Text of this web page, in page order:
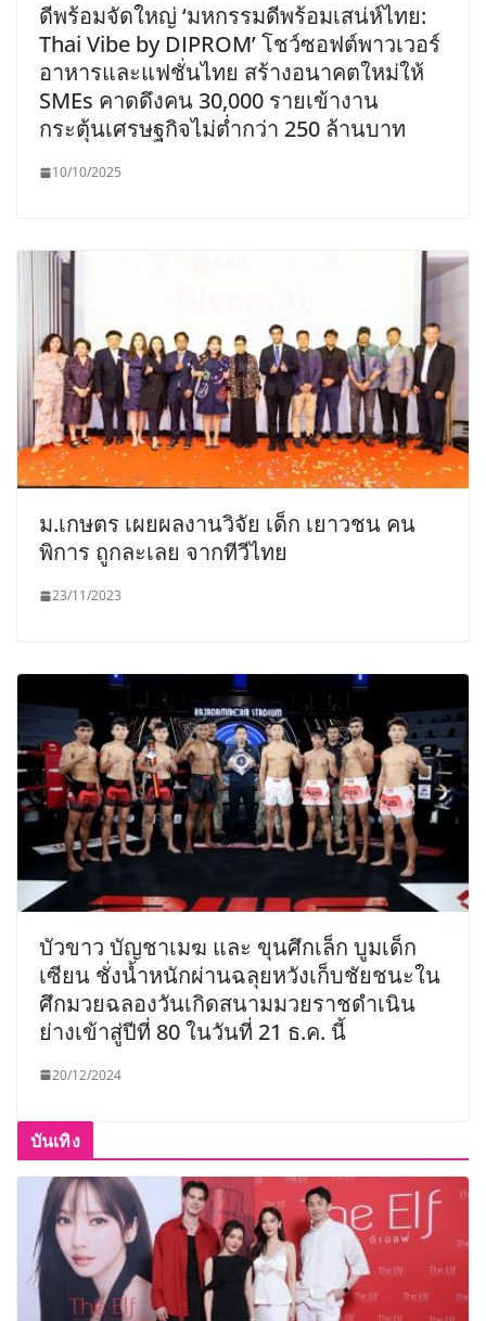
ดีพร้อมจัดใหญ่ ‘มหกรรมดีพร้อมเสน่ห์ไทย:
Thai Vibe by DIPROM’ โชว์ซอฟต์พาวเวอร์
อาหารและแฟชั่นไทย สร้างอนาคตใหม่ให้
SMEs คาดดึงคน 30,000 รายเข้างาน
กระตุ้นเศรษฐกิจไม่ต่ำกว่า 250 ล้านบาท
10/10/2025
ม.เกษตร เผยผลงานวิจัย เด็ก เยาวชน คน
พิการ ถูกละเลย จากทีวีไทย
23/11/2023
บัวขาว บัญชาเมฆ และ ขุนศึกเล็ก บูมเด็ก
เซียน ชั่งน้ำหนักผ่านฉลุยหวังเก็บชัยชนะใน
ศึกมวยฉลองวันเกิดสนามมวยราชดำเนิน
ย่างเข้าสู่ปีที่ 80 ในวันที่ 21 ธ.ค. นี้
20/12/2024
บันเทิง